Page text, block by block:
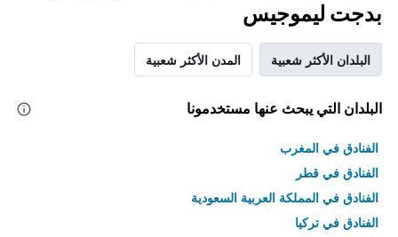
بدجت ليموجيس
البلدان الأكثر شعبية المدن الأكثر شعبية
البلدان التي يبحث عنها مستخدمونا
الفنادق في المغرب
الفنادق في قطر
الفنادق في المملكة العربية السعودية
الفنادق في تركيا